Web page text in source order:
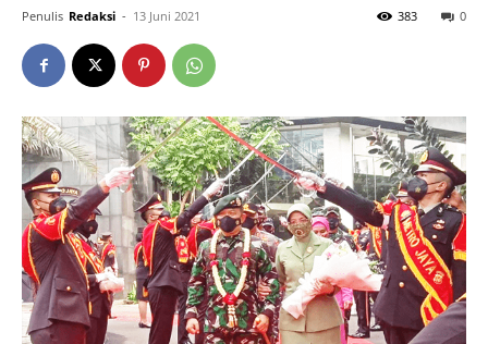
Penulis Redaksi - 13 Juni 2021 0
383